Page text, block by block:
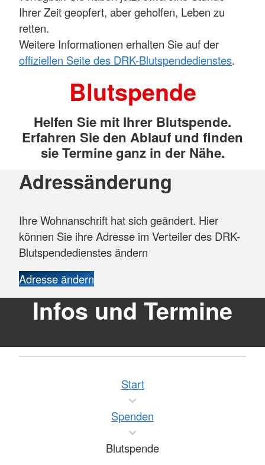
Ihrer Zeit geopfert, aber geholfen, Leben zu
retten.
Weitere Informationen erhalten Sie auf der
offiziellen Seite des DRK-Blutspendedienstes.
Blutspende
Helfen Sie mit Ihrer Blutspende.
Erfahren Sie den Ablauf und finden
sie Termine ganz in der Nähe.
Adressänderung
Ihre Wohnanschrift hat sich geändert. Hier
können Sie ihre Adresse im Verteiler des DRK-
Blutspendedienstes ändern
Adresse ändern
Infos und Termine
Start
Spenden
Blutspende